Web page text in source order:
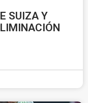
SUIZA Y